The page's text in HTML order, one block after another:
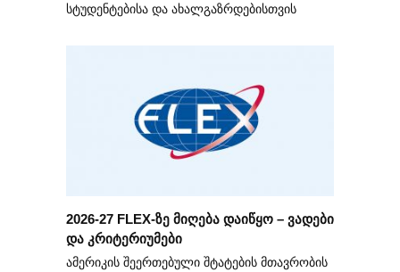
სტუდენტებისა და ახალგაზრდებისთვის
2026-27 FLEX-ზე მიღება დაიწყო – ვადები
და კრიტერიუმები
ამერიკის შეერთებული შტატების მთავრობის